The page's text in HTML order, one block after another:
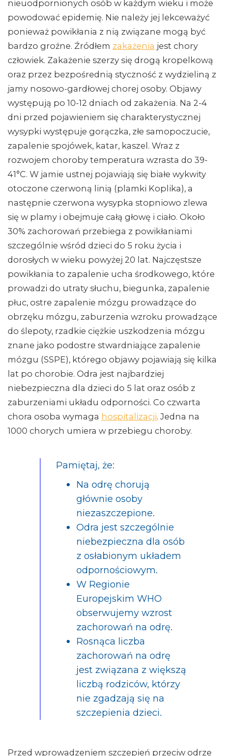
nieuodpornionych osób w każdym wieku i może
powodować epidemię. Nie należy jej lekceważyć
ponieważ powikłania z nią związane mogą być
bardzo groźne. Źródłem zakażenia jest chory
człowiek. Zakażenie szerzy się drogą kropelkową
oraz przez bezpośrednią styczność z wydzieliną z
jamy nosowo-gardłowej chorej osoby. Objawy
występują po 10-12 dniach od zakażenia. Na 2-4
dni przed pojawieniem się charakterystycznej
wysypki występuje gorączka, złe samopoczucie,
zapalenie spojówek, katar, kaszel. Wraz z
rozwojem choroby temperatura wzrasta do 39-
41°C. W jamie ustnej pojawiają się białe wykwity
otoczone czerwoną linią (plamki Koplika), a
następnie czerwona wysypka stopniowo zlewa
się w plamy i obejmuje całą głowę i ciało. Około
30% zachorowań przebiega z powikłaniami
szczególnie wśród dzieci do 5 roku życia i
dorosłych w wieku powyżej 20 lat. Najczęstsze
powikłania to zapalenie ucha środkowego, które
prowadzi do utraty słuchu, biegunka, zapalenie
płuc, ostre zapalenie mózgu prowadzące do
obrzęku mózgu, zaburzenia wzroku prowadzące
do ślepoty, rzadkie ciężkie uszkodzenia mózgu
znane jako podostre stwardniające zapalenie
mózgu (SSPE), którego objawy pojawiają się kilka
lat po chorobie. Odra jest najbardziej
niebezpieczna dla dzieci do 5 lat oraz osób z
zaburzeniami układu odporności. Co czwarta
chora osoba wymaga hospitalizacji. Jedna na
1000 chorych umiera w przebiegu choroby.
Pamiętaj, że:
Na odrę chorują
głównie osoby
niezaszczepione.
Odra jest szczególnie
niebezpieczna dla osób
z osłabionym układem
odpornościowym.
W Regionie
Europejskim WHO
obserwujemy wzrost
zachorowań na odrę.
Rosnąca liczba
zachorowań na odrę
jest związana z większą
liczbą rodziców, którzy
nie zgadzają się na
szczepienia dzieci.
Przed wprowadzeniem szczepień przeciw odrze